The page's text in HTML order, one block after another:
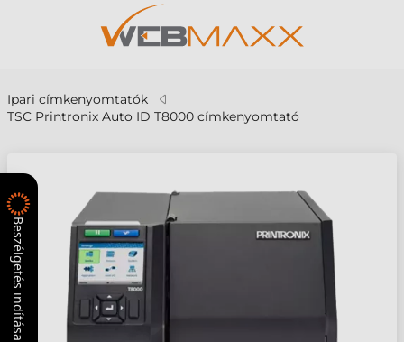
Ipari címkenyomtatók
TSC Printronix Auto ID T8000 címkenyomtató
Beszélgetés indítása